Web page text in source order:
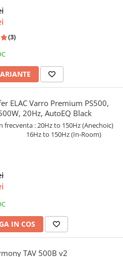
(3)
ELAC Varro Premium PS500,
20Hz, AutoEQ Black
frecventa : 20Hz to 150Hz (Anechoic)
to 150Hz (In-Room)
IN COS
TAV 500B v2